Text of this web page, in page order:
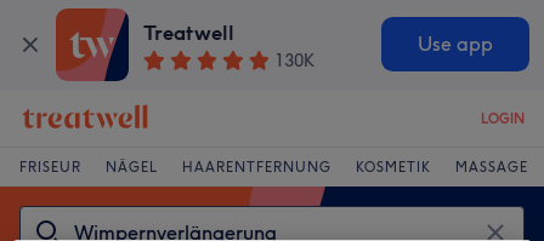
Treatwell
130K
Use app
LOGIN
FRISEUR NÄGEL HAARENTFERNUNG KOSMETIK MASSAGE